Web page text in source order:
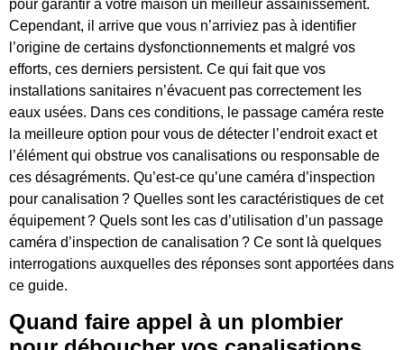
pour garantir à votre maison un meilleur assainissement.
Cependant, il arrive que vous n’arriviez pas à identifier
l’origine de certains dysfonctionnements et malgré vos
efforts, ces derniers persistent. Ce qui fait que vos
installations sanitaires n’évacuent pas correctement les
eaux usées. Dans ces conditions, le passage caméra reste
la meilleure option pour vous de détecter l’endroit exact et
l’élément qui obstrue vos canalisations ou responsable de
ces désagréments. Qu’est-ce qu’une caméra d’inspection
pour canalisation ? Quelles sont les caractéristiques de cet
équipement ? Quels sont les cas d’utilisation d’un passage
caméra d’inspection de canalisation ? Ce sont là quelques
interrogations auxquelles des réponses sont apportées dans
ce guide.
Quand faire appel à un plombier